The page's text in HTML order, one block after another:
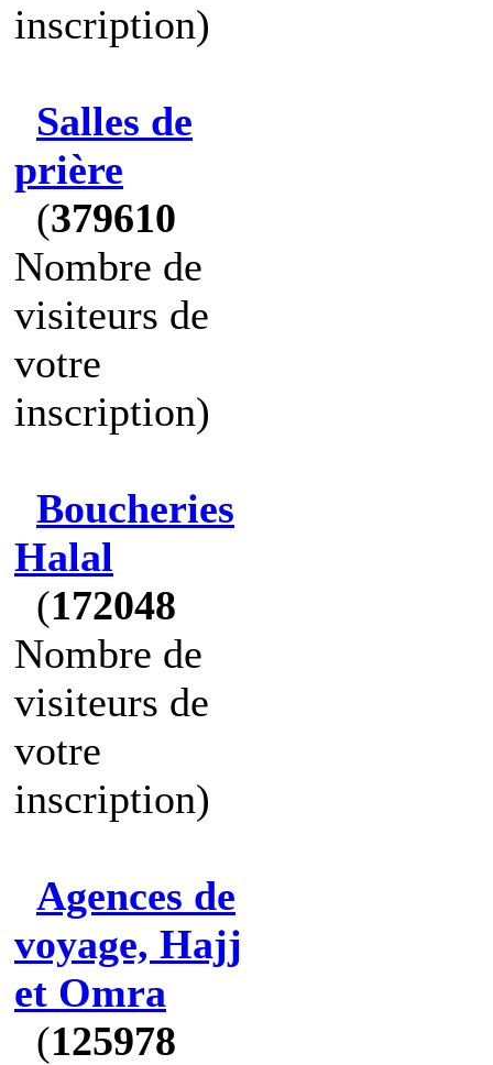
inscription)
Salles de
prière
(379610
Nombre de
visiteurs de
votre
inscription)
Boucheries
Halal
(172048
Nombre de
visiteurs de
votre
inscription)
Agences de
voyage, Hajj
et Omra
(125978